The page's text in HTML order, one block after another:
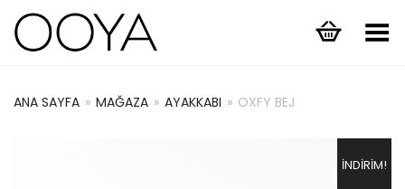
Menüyü Aç/Kapat
ANA SAYFA » MAĞAZA » AYAKKABI » OXFY BEJ
İNDIRIM!